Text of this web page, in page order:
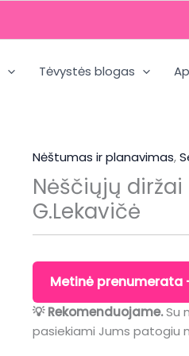
Tėvystės blogas
Nėštumas ir planavimas,
Nėščiųjų
G.Lekavičė
Metinė prenumerata
💡 Rekomenduojame.Su
pasiekiami Jums patogiu